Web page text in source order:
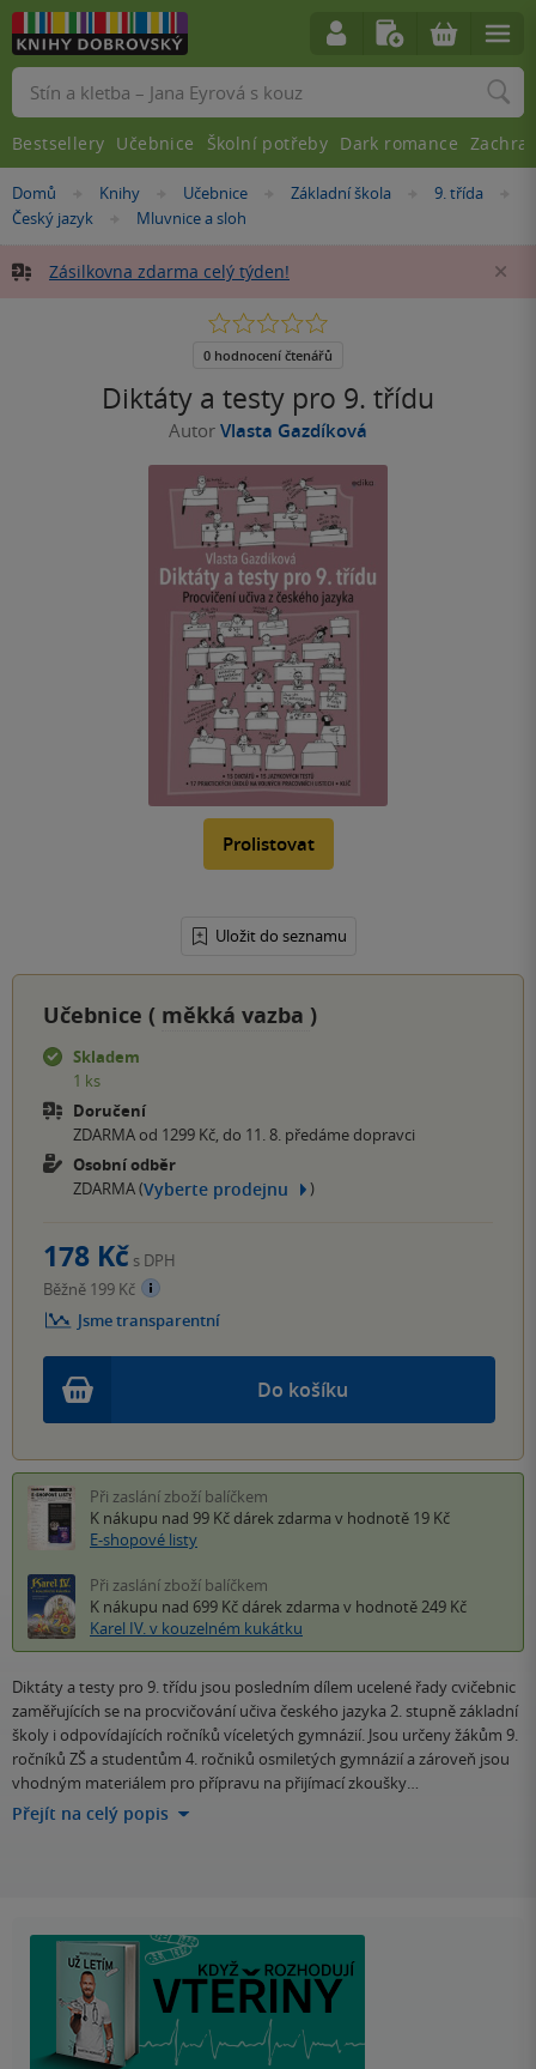
Nacházíte
se
Domů »Knihy »Učebnice »
Základní škola »
9. třída
Český jazyk »
Mluvnice a sloh
Zásilkovna zdarma celý týden!
Diktáty a testy pro 9. třídu
Autor Vlasta Gazdíková
Prolistovat
Uložit do seznamu
0.0
5
0 hodnocení čtenářů
Učebnice ( měkká vazba )
Skladem
1 ks
Doručení
ZDARMA od 1299 Kč, do 11. 8. předáme dopravci
Osobní odběr
ZDARMA (Vyberte prodejnu )
Do košíku
178 Kč s DPH
Běžně 199 Kč
Jsme transparentní
Při zaslání zboží balíčkem
K nákupu nad 99 Kč dárek zdarma v hodnotě 19 Kč
E-shopové listy
Při zaslání zboží balíčkem
K nákupu nad 699 Kč dárek zdarma v hodnotě 249 Kč
Karel IV. v kouzelném kukátku
Diktáty a testy pro 9. třídu jsou posledním dílem ucelené řady cvičebnic
zaměřujících se na procvičování učiva českého jazyka 2. stupně základní
školy i odpovídajících ročníků víceletých gymnázií. Jsou určeny žákům 9.
ročníků ZŠ a studentům 4. ročniků osmiletých gymnázií a zároveň jsou
vhodným materiálem pro přípravu na přijímací zkoušky…
Přejít na celý popis
Vyhledávání
Bestsellery Učebnice Školní potřeby Dark romance